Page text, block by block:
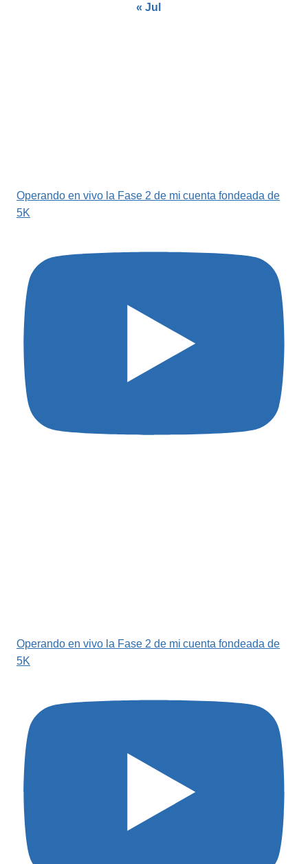
« Jul
Operando en vivo la Fase 2 de mi cuenta fondeada de
5K
Operando en vivo la Fase 2 de mi cuenta fondeada de
5K